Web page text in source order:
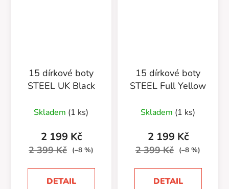
15 dírkové boty
STEEL UK Black
Skladem (1 ks)
2 199 Kč
2 399 Kč (–8 %)
DETAIL
15 dírkové boty
STEEL Full Yellow
Skladem (1 ks)
2 199 Kč
2 399 Kč (–8 %)
DETAIL